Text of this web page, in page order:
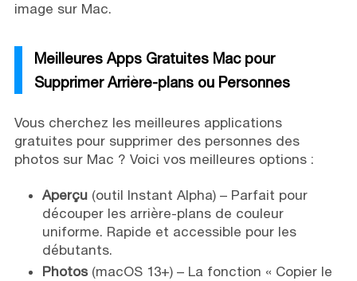
image sur Mac.
Meilleures Apps Gratuites Mac pour
Supprimer Arrière-plans ou Personnes
Vous cherchez les meilleures applications
gratuites pour supprimer des personnes des
photos sur Mac ? Voici vos meilleures options :
Aperçu(outil Instant Alpha) – Parfait pour
découper les arrière-plans de couleur
uniforme. Rapide et accessible pour les
débutants.
Photos(macOS 13+) – La fonction « Copier le